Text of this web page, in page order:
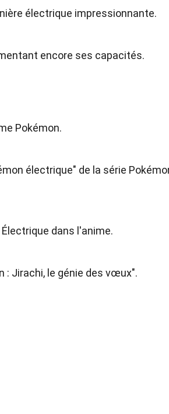
électrique impressionnante.
encore ses capacités.
Pokémon.
électrique" de la série
dans l'anime.
: Jirachi, le génie des vœux".